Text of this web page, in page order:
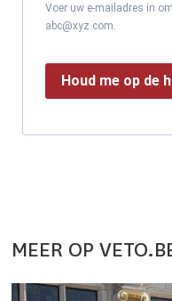
Voer uw e-mailadres in
abc@xyz.com.
Houd me op de
MEER OP